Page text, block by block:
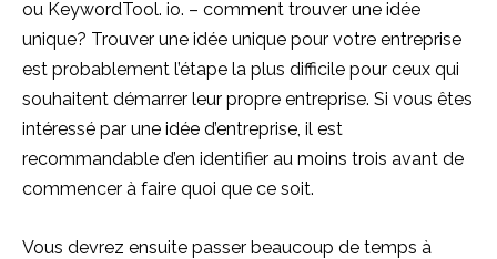
ou KeywordTool. io. – comment trouver une idée
unique? Trouver une idée unique pour votre entreprise
est probablement l’étape la plus difficile pour ceux qui
souhaitent démarrer leur propre entreprise. Si vous êtes
intéressé par une idée d’entreprise, il est
recommandable d’en identifier au moins trois avant de
commencer à faire quoi que ce soit.
Vous devrez ensuite passer beaucoup de temps à